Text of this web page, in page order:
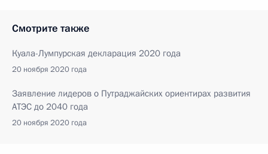
Смотрите также
Куала-Лумпурская декларация 2020 года
20 ноября 2020 года
Заявление лидеров о Путраджайских ориентирах развития
АТЭС до 2040 года
20 ноября 2020 года